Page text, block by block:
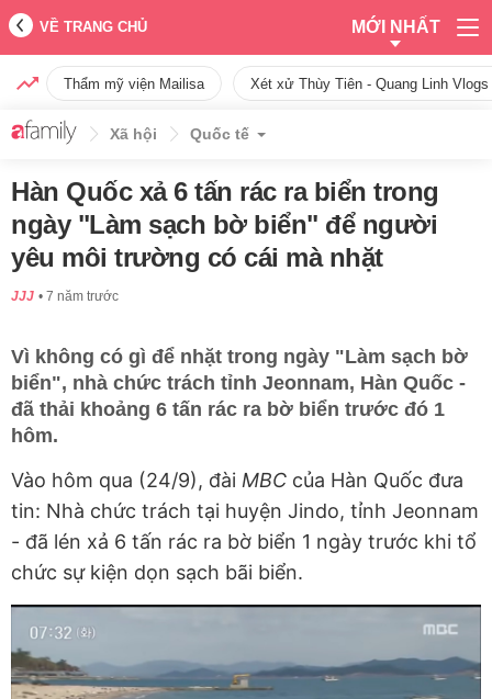
VỀ TRANG CHỦ MỚI NHẤT
Thẩm mỹ viện Mailisa Xét xử Thùy Tiên - Quang Linh
Xã hội Quốc tế
Hàn Quốc xả 6 tấn rác ra biển trong
ngày "Làm sạch bờ biển" để người
yêu môi trường có cái mà nhặt
JJJ 7 năm trước
Vì không có gì để nhặt trong ngày "Làm sạch bờ
biển", nhà chức trách tỉnh Jeonnam, Hàn Quốc -
đã thải khoảng 6 tấn rác ra bờ biển trước đó 1
hôm.
Vào hôm qua (24/9), đài MBC của Hàn Quốc đưa
tin: Nhà chức trách tại huyện Jindo, tỉnh Jeonnam
- đã lén xả 6 tấn rác ra bờ biển 1 ngày trước khi tổ
chức sự kiện dọn sạch bãi biển.